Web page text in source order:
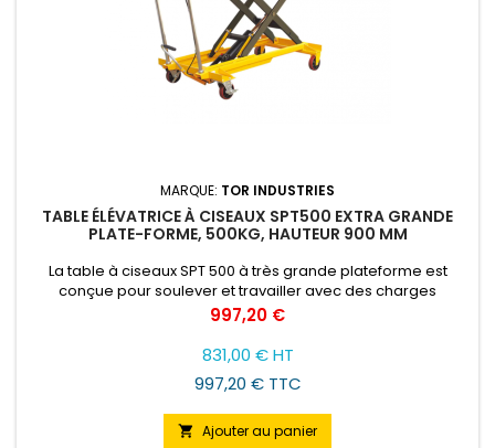
MARQUE: TOR INDUSTRIES
TABLE ÉLÉVATRICE À CISEAUX SPT500 EXTRA GRANDE
PLATE-FORME, 500KG, HAUTEUR 900 MM
La table à ciseaux SPT 500 à très grande plateforme est
conçue pour soulever et travailler avec des charges
volumineuses à une hauteur adaptée à l'opérateur.
Prix
997,20 €
831,00 € HT
997,20 € TTC
 Ajouter au panier